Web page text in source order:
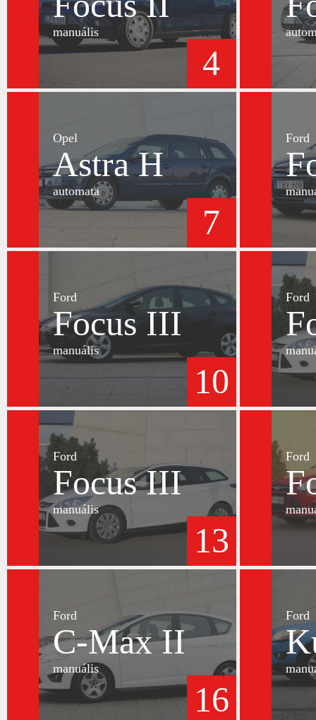
manuális
4
Opel
Astra H
automata
7
Ford
Ford
Focus III
manuális
10
Ford
Ford
Focus III
manuális
13
Ford
Ford
C-Max II
manuális
16
Ford